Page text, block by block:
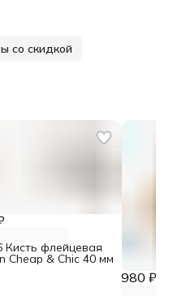
со скидкой
Кисть флейцевая
Cheap & Chic 40 мм
980 ₽